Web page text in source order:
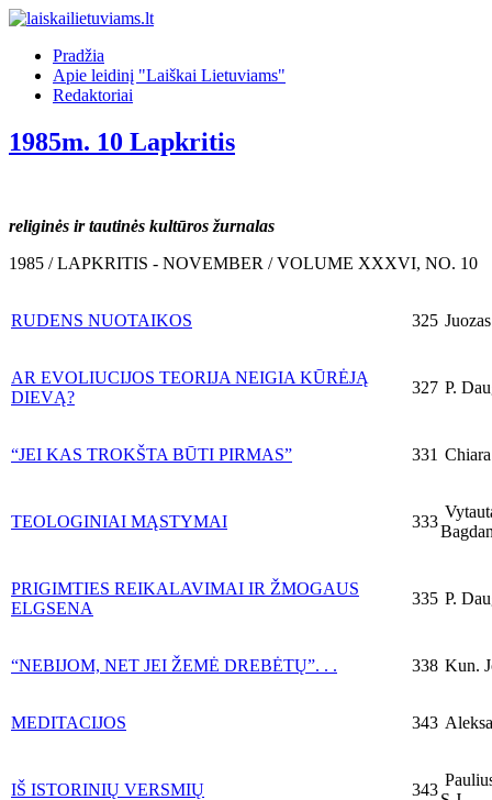
Pradžia
Apie leidinį "Laiškai Lietuviams"
Redaktoriai
1985m. 10 Lapkritis
religinės ir tautinės kultūros žurnalas
1985 / LAPKRITIS - NOVEMBER / VOLUME XXXVI, NO. 10
RUDENS NUOTAIKOS 325
AR EVOLIUCIJOS TEORIJA NEIGIA KŪRĖJĄ
DIEVĄ?
327 P.
“JEI KAS TROKŠTA BŪTI PIRMAS” 331
TEOLOGINIAI MĄSTYMAI 333
PRIGIMTIES REIKALAVIMAI IR ŽMOGAUS
ELGSENA
335 P.
“NEBIJOM, NET JEI ŽEMĖ DREBĖTŲ”. . . 338 Kun.
MEDITACIJOS 343
IŠ ISTORINIŲ VERSMIŲ 343